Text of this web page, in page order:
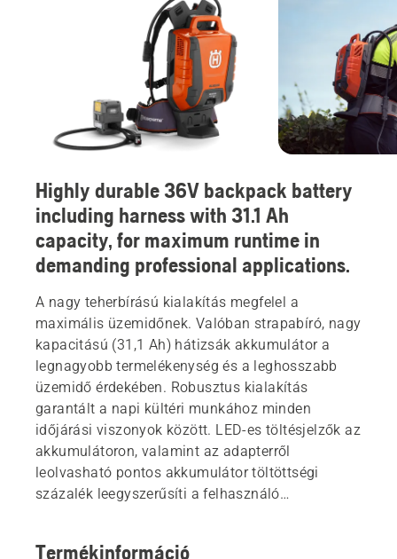
Highly durable 36V backpack battery
including harness with 31.1 Ah
capacity, for maximum runtime in
demanding professional applications.
A nagy teherbírású kialakítás megfelel a
maximális üzemidőnek. Valóban strapabíró, nagy
kapacitású (31,1 Ah) hátizsák akkumulátor a
legnagyobb termelékenység és a leghosszabb
üzemidő érdekében. Robusztus kialakítás
garantált a napi kültéri munkához minden
időjárási viszonyok között. LED-es töltésjelzők az
akkumulátoron, valamint az adapterről
leolvasható pontos akkumulátor töltöttségi
százalék leegyszerűsíti a felhasználó
Termékinformáció